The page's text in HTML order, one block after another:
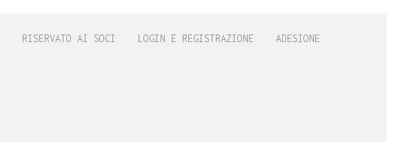
RISERVATO AI SOCI LOGIN E REGISTRAZIONE ADESIONE